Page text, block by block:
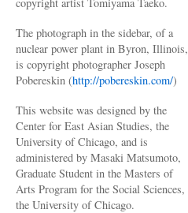
The photograph in the sidebar, of a
nuclear power plant in Byron, Illinois,
is copyright photographer Joseph
Pobereskin (http://pobereskin.com/)
This website was designed by the
Center for East Asian Studies, the
University of Chicago, and is
administered by Masaki Matsumoto,
Graduate Student in the Masters of
Arts Program for the Social Sciences,
the University of Chicago.